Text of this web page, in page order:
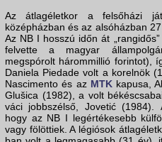
Az átlagéletkor a felsőházi
középházban és az alsóházban
Az NB I hosszú időn át
felvette a magyar
megspórolt hárommillió forintot),
Daniela Piedade volt a korelnök
Nascimento és az MTKkapusa,
Glušica (1982), a volt
váci jobbszélső, Jovetić (1984).
hogy az NB I legértékesebb
vagy fölöttiek. A légiósok